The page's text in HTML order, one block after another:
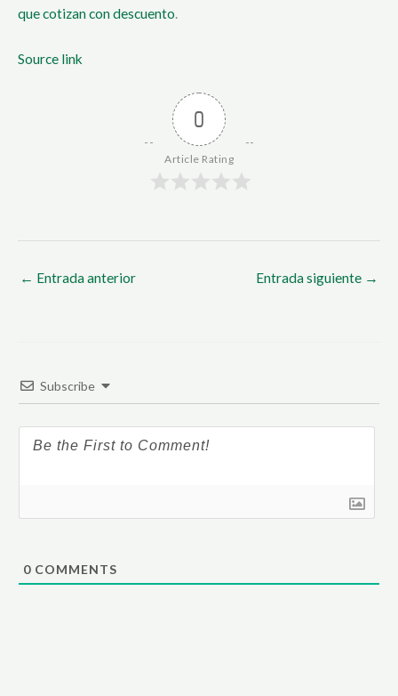
que cotizan con descuento.
Source link
0
Article Rating
← Entrada anterior Entrada siguiente →
Subscribe
0 COMMENTS